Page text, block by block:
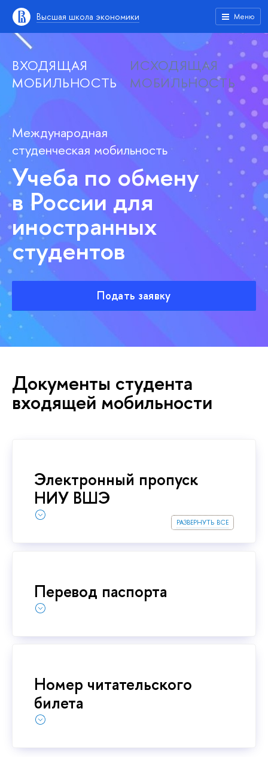
Высшая школа экономики Меню
ВХОДЯЩАЯ
МОБИЛЬНОСТЬ
ИСХОДЯЩАЯ
МОБИЛЬНОСТЬ
Международная
студенческая мобильность
Учеба по обмену
в России для
иностранных
студентов
Подать заявку
Документы студента
входящей мобильности
Электронный пропуск
НИУ ВШЭ
развернуть все
Перевод паспорта
Номер читательского
билета